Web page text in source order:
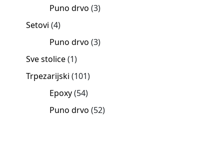
Puno drvo 3
Setovi 4
Puno drvo 3
Sve stolice 1
Trpezarijski 101
Epoxy 54
Puno drvo 52